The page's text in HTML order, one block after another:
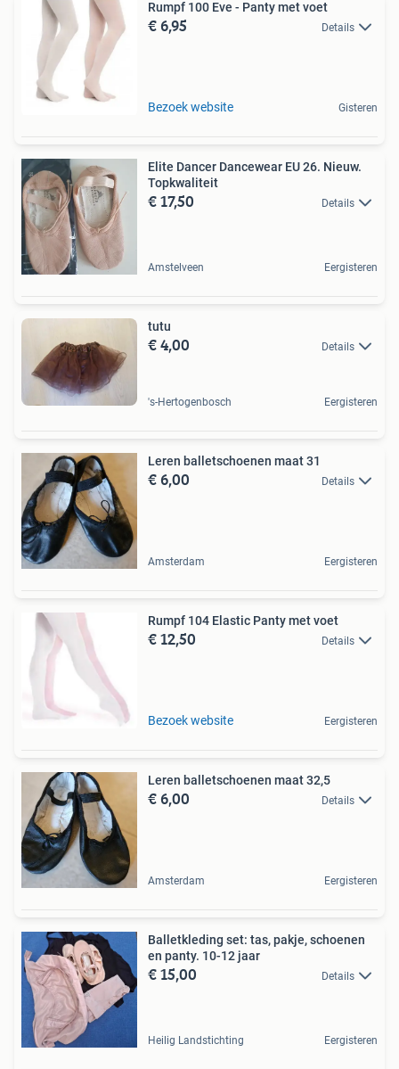
Rumpf 100 Eve - Panty met voet
€ 6,95 Details
Bezoek website Gisteren
Elite Dancer Dancewear EU 26. Nieuw.
Topkwaliteit
€ 17,50 Details
Amstelveen Eergisteren
tutu
€ 4,00 Details
's-Hertogenbosch Eergisteren
Leren balletschoenen maat 31
€ 6,00 Details
Amsterdam Eergisteren
Rumpf 104 Elastic Panty met voet
€ 12,50 Details
Bezoek website Eergisteren
Leren balletschoenen maat 32,5
€ 6,00 Details
Amsterdam Eergisteren
Balletkleding set: tas, pakje, schoenen
en panty. 10-12 jaar
€ 15,00 Details
Heilig Landstichting Eergisteren